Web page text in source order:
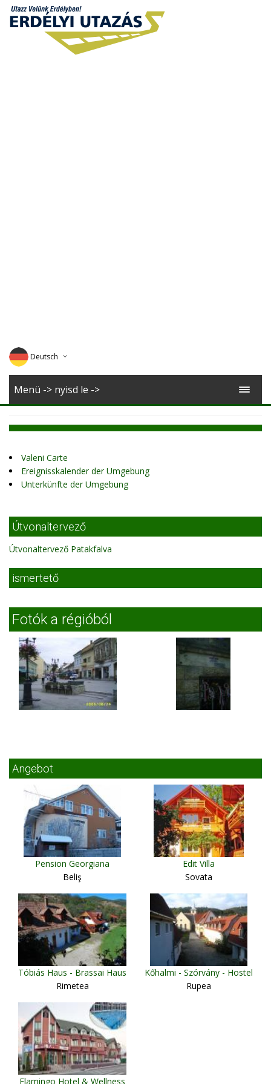
Deutsch
English
Menü -> nyisd le ->
Valeni Carte
Ereignisskalender der Umgebung
Unterkünfte der Umgebung
Útvonaltervező
Útvonaltervező Patakfalva
ismertető
Fotók a régióból
Angebot
Pension Georgiana
Beliş
Edit Villa
Sovata
Tóbiás Haus - Brassai Haus
Rimetea
Kőhalmi - Szórvány - Hostel
Rupea
Flamingo Hotel & Wellness